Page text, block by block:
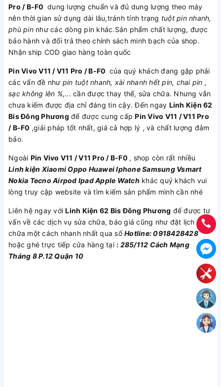
Pro / B-F0 dung lượng chuẩn và đủ dung lượng theo máy
nên thời gian sử dụng dài lâu,tránh tính trạng tuột pin nhanh,
phù pinnhư các dòng pin khác.Sản phẩm chất lượng, được
bảo hành và đổi trả theo chính sách minh bạch của shop.
Nhận ship COD giao hàng toàn quốc
Pin Vivo V11 / V11 Pro / B-F0 của quý khách đang gặp phải
các vấn đề như pin tuột nhanh, xài nhanh hết pin, chai pin ,
sạc không lên %,... cần được thay thế, sửa chữa. Nhưng vẫn
chưa kiếm được địa chỉ đáng tin cậy. Đến ngay Linh Kiện 62
Bis Đông Phương để được cung cấpPin Vivo V11 / V11 Pro
/ B-F0 ,giải pháp tốt nhất, giá cả hợp lý , và chất lượng đảm
bảo.
Ngoài Pin Vivo V11 / V11 Pro / B-F0 , shop còn rất nhiều
Linh kiện Xiaomi Oppo HuaweiIphoneSamsung Vsmart
Nokia Tecno Airpod IpadApple Watch khác quý khách vui
lòng truy cập website và tìm kiếm sản phẩm mình cần nhé
Liên hệ ngay vớiLinh Kiện 62 Bis Đông Phương để được tư
vấn về các dịch vụ sửa chữa, báo giá cũng như đặt lịch sửa
chữa một cách nhanh nhất qua sốHotline: 0918428428
hoặc ghé trực tiếp cửa hàng tại : 285/112 Cách Mạng
Tháng 8 P.12 Quận 10